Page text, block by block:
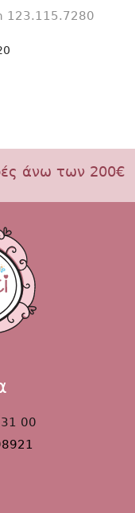
123.115.7280
άνω των 200€
00